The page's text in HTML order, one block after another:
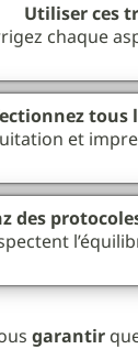
Utiliser ces
chaque
tous
et
des
garantir